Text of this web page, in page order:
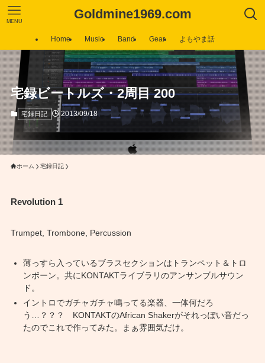
Goldmine1969.com
MENU
Home Music Band Gear よもやま話
宅録ビートルズ・2周目 200
宅録日記 2013/09/18
ホーム 宅録日記
Revolution 1
Trumpet, Trombone, Percussion
薄っすら入っているブラスセクションはトランペット＆トロ
ンボーン。共にKONTAKTライブラリのアンサンブルサウン
ド。
イントロでガチャガチャ鳴ってる楽器、一体何だろ
う…？？？ KONTAKTのAfrican Shakerがそれっぽい音だっ
たのでこれで作ってみた。まぁ雰囲気だけ。